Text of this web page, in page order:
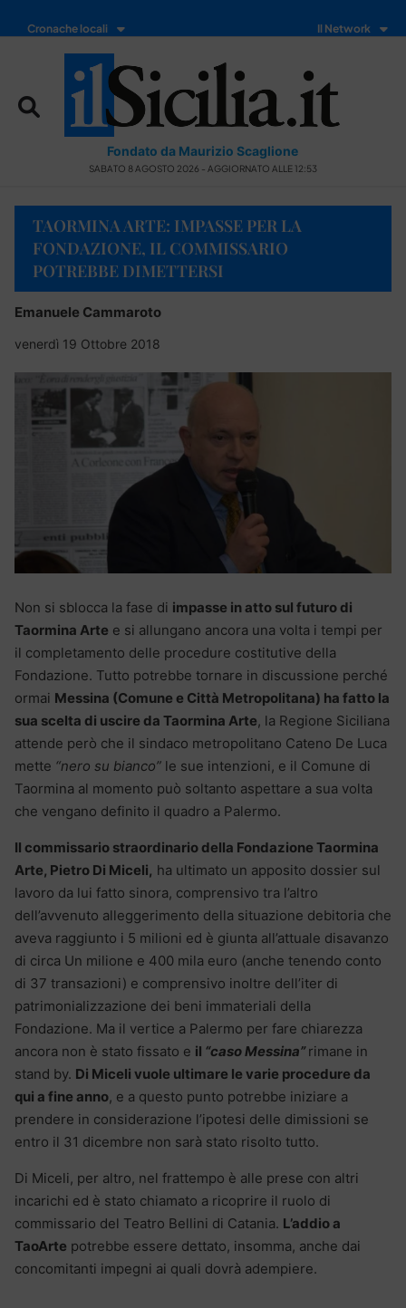
Cronache locali Il Network
Fondato da Maurizio Scaglione
SABATO 8 AGOSTO 2026 - AGGIORNATO ALLE 12:53
TAORMINA ARTE: IMPASSE PER LA
FONDAZIONE, IL COMMISSARIO
POTREBBE DIMETTERSI
Emanuele Cammaroto
venerdì 19 Ottobre 2018
Non si sblocca la fase di impasse in atto sul futuro di
Taormina Arte e si allungano ancora una volta i tempi per
il completamento delle procedure costitutive della
Fondazione. Tutto potrebbe tornare in discussione perché
ormai Messina (Comune e Città Metropolitana) ha fatto la
sua scelta di uscire da Taormina Arte, la Regione Siciliana
attende però che il sindaco metropolitano Cateno De Luca
mette “nero su bianco” le sue intenzioni, e il Comune di
Taormina al momento può soltanto aspettare a sua volta
che vengano definito il quadro a Palermo.
Il commissario straordinario della Fondazione Taormina
Arte, Pietro Di Miceli, ha ultimato un apposito dossier sul
lavoro da lui fatto sinora, comprensivo tra l’altro
dell’avvenuto alleggerimento della situazione debitoria che
aveva raggiunto i 5 milioni ed è giunta all’attuale disavanzo
di circa Un milione e 400 mila euro (anche tenendo conto
di 37 transazioni) e comprensivo inoltre dell’iter di
patrimonializzazione dei beni immateriali della
Fondazione. Ma il vertice a Palermo per fare chiarezza
ancora non è stato fissato e il “caso Messina” rimane in
stand by. Di Miceli vuole ultimare le varie procedure da
qui a fine anno, e a questo punto potrebbe iniziare a
prendere in considerazione l’ipotesi delle dimissioni se
entro il 31 dicembre non sarà stato risolto tutto.
Di Miceli, per altro, nel frattempo è alle prese con altri
incarichi ed è stato chiamato a ricoprire il ruolo di
commissario del Teatro Bellini di Catania. L’addio a
TaoArte potrebbe essere dettato, insomma, anche dai
concomitanti impegni ai quali dovrà adempiere.